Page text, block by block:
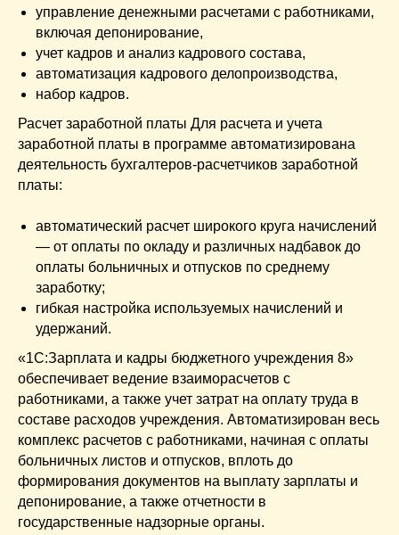
управление денежными расчетами с работниками,
включая депонирование,
учет кадров и анализ кадрового состава,
автоматизация кадрового делопроизводства,
набор кадров.
Расчет заработной платы Для расчета и учета
заработной платы в программе автоматизирована
деятельность бухгалтеров-расчетчиков заработной
платы:
автоматический расчет широкого круга начислений
— от оплаты по окладу и различных надбавок до
оплаты больничных и отпусков по среднему
заработку;
гибкая настройка используемых начислений и
удержаний.
«1С:Зарплата и кадры бюджетного учреждения 8»
обеспечивает ведение взаиморасчетов с
работниками, а также учет затрат на оплату труда в
составе расходов учреждения. Автоматизирован весь
комплекс расчетов с работниками, начиная с оплаты
больничных листов и отпусков, вплоть до
формирования документов на выплату зарплаты и
депонирование, а также отчетности в
государственные надзорные органы.